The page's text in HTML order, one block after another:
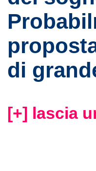
di
[+] lascia